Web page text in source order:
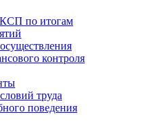
по итогам
контроля
труда
поведения